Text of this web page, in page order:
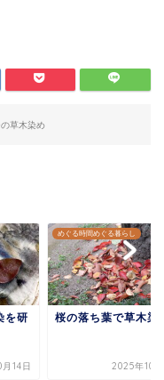
草木染め
を研
14日
めぐる時間めぐる暮らし
桜の落ち葉で草木染
2025年10